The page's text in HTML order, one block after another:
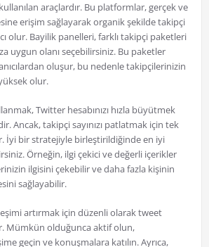
araçlardır. Bu platformlar, gerçek ve
erişim sağlayarak organik şekilde takipçi
olur. Bayilik panelleri, farklı takipçi paketleri
uygun olanı seçebilirsiniz. Bu paketler
oluşur, bu nedenle takipçilerinizin
olur.
Twitter hesabınızı hızla büyütmek
Ancak, takipçi sayınızı patlatmak için tek
İyi bir stratejiyle birleştirildiğinde en iyi
Örneğin, ilgi çekici ve değerli içerikler
ilgisini çekebilir ve daha fazla kişinin
sağlayabilir.
artırmak için düzenli olarak tweet
Mümkün olduğunca aktif olun,
geçin ve konuşmalara katılın. Ayrıca,